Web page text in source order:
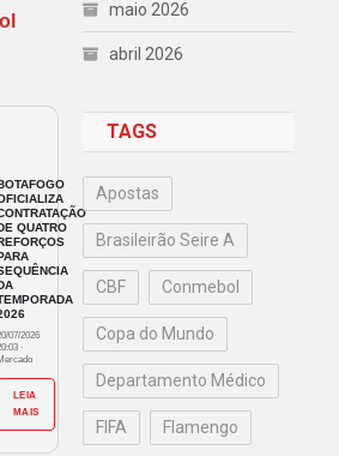
QUATRO
07/2026
·
LEIA
MAIS
maio 2026
abril 2026
TAGS
Apostas
Brasileirão Seire A
CBF Conmebol
Copa do Mundo
Departamento Médico
FIFA Flamengo